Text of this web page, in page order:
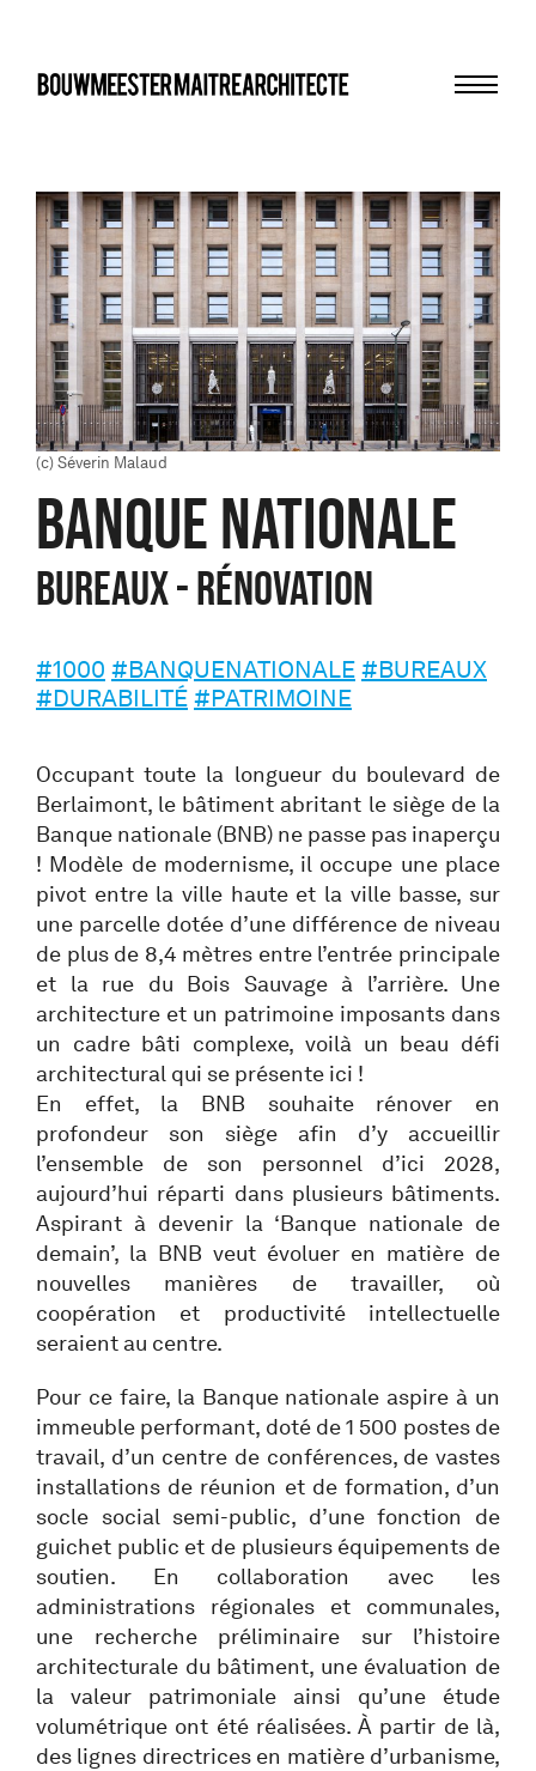
bma
(c) Séverin Malaud
BANQUE NATIONALE
Bureaux - Rénovation
#1000 #BANQUENATIONALE #BUREAUX
#DURABILITÉ #PATRIMOINE
Occupant toute la longueur du boulevard de
Berlaimont, le bâtiment abritant le siège de la
Banque nationale (BNB) ne passe pas inaperçu
! Modèle de modernisme, il occupe une place
pivot entre la ville haute et la ville basse, sur
une parcelle dotée d’une différence de niveau
de plus de 8,4 mètres entre l’entrée principale
et la rue du Bois Sauvage à l’arrière. Une
architecture et un patrimoine imposants dans
un cadre bâti complexe, voilà un beau défi
architectural qui se présente ici !
En effet, la BNB souhaite rénover en
profondeur son siège afin d’y accueillir
l’ensemble de son personnel d’ici 2028,
aujourd’hui réparti dans plusieurs bâtiments.
Aspirant à devenir la ‘Banque nationale de
demain’, la BNB veut évoluer en matière de
nouvelles manières de travailler, où
coopération et productivité intellectuelle
seraient au centre.
Pour ce faire, la Banque nationale aspire à un
immeuble performant, doté de 1 500 postes de
travail, d’un centre de conférences, de vastes
installations de réunion et de formation, d’un
socle social semi-public, d’une fonction de
guichet public et de plusieurs équipements de
soutien. En collaboration avec les
administrations régionales et communales,
une recherche préliminaire sur l’histoire
architecturale du bâtiment, une évaluation de
la valeur patrimoniale ainsi qu’une étude
volumétrique ont été réalisées. À partir de là,
des lignes directrices en matière d’urbanisme,